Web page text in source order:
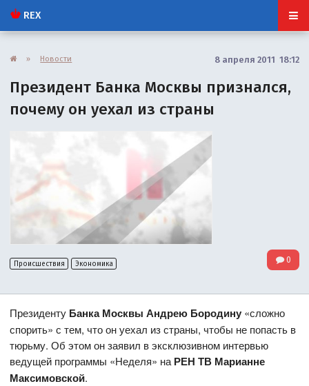
REX
» Новости 8 апреля 2011 18:12
Президент Банка Москвы признался,
почему он уехал из страны
Происшествия Экономика 0
Президенту Банка Москвы Андрею Бородину «сложно
спорить» с тем, что он уехал из страны, чтобы не попасть в
тюрьму. Об этом он заявил в эксклюзивном интервью
ведущей программы «Неделя» на РЕН ТВ Марианне
Максимовской.